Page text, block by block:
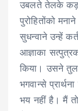
उबलते तेलके
पुरोहितोंको
सुधन्वाने उन्हें
आज्ञाका
किया। उसने
भगवान्से
भय नहीं है। मैं